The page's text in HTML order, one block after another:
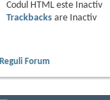
Codul HTML este
Inactiv
Trackbacksare
Inactiv
Reguli Forum